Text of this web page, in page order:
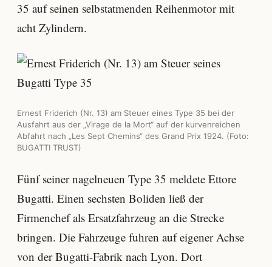
35 auf seinen selbstatmenden Reihenmotor mit
acht Zylindern.
Ernest Friderich (Nr. 13) am Steuer eines Type 35 bei der
Ausfahrt aus der „Virage de la Mort“ auf der kurvenreichen
Abfahrt nach „Les Sept Chemins“ des Grand Prix 1924. (Foto:
BUGATTI TRUST)
Fünf seiner nagelneuen Type 35 meldete Ettore
Bugatti. Einen sechsten Boliden ließ der
Firmenchef als Ersatzfahrzeug an die Strecke
bringen. Die Fahrzeuge fuhren auf eigener Achse
von der Bugatti-Fabrik nach Lyon. Dort